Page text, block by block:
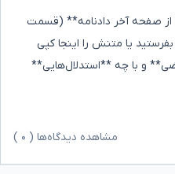
صفحه آخر دادنامه** (قسمت
یا متنش را اینجا کپی
و با چه **استدلال‌هایی**
مشاهده دیدگاه‌ها ( ۰